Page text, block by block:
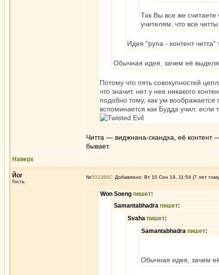
Так Вы все же
учителям, что все
Идея "рупа - контент
Обычная идея, зачем её
Потому что пять совокупностей
что значит, нет у нее никакого
подобно тому, как ум
вспоминается как Будда учил:
Читта — виджнана-скандха, её контент
бывает.
Наверх
Йог
Гость
№502380 Добавлено: Вт 10 Сен 19, 11:54 (7 лет
Won Soeng пишет:
Samantabhadra пишет:
Svaha пишет:
Samantabhadra пишет:
Обычная идея, зачем